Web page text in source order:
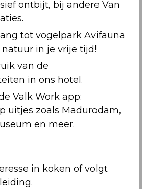
ontbijt, bij andere Van
tot vogelpark Avifauna
in je vrije tijd!
van de
in ons hotel.
Valk Work app:
uitjes zoals Madurodam,
en meer.
in koken of volgt